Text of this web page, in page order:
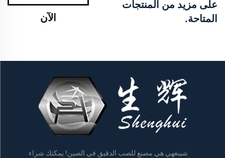
على مزيد من المنتجات
المتاحة.
الآن
شينغهي هي مصنع للصب الدقيق في الصين! يمكنك شراء